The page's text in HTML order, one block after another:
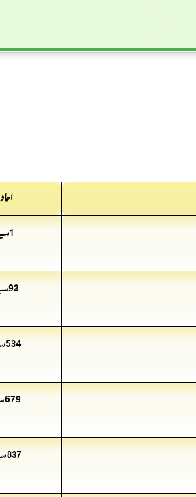
1سے92
93سے533
534سے678
679سے836
837سے1160